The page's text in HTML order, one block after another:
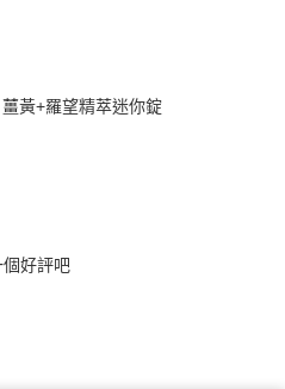
黃+羅望精萃迷你錠
好評吧